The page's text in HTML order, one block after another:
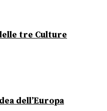
tre Culture
dell’Europa